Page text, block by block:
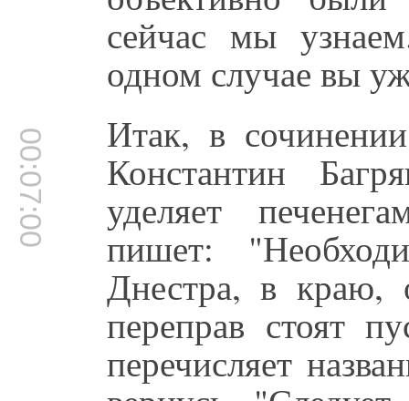
сейчас мы
одном случае вы
00:07:00 Итак, в
Константин
уделяет
пишет:
Днестра, в краю,
переправ стоят
перечисляет